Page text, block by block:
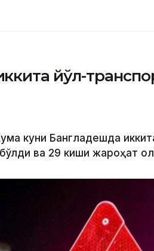
йўл-
куни Бангладешда
ва 29 киши жароҳат